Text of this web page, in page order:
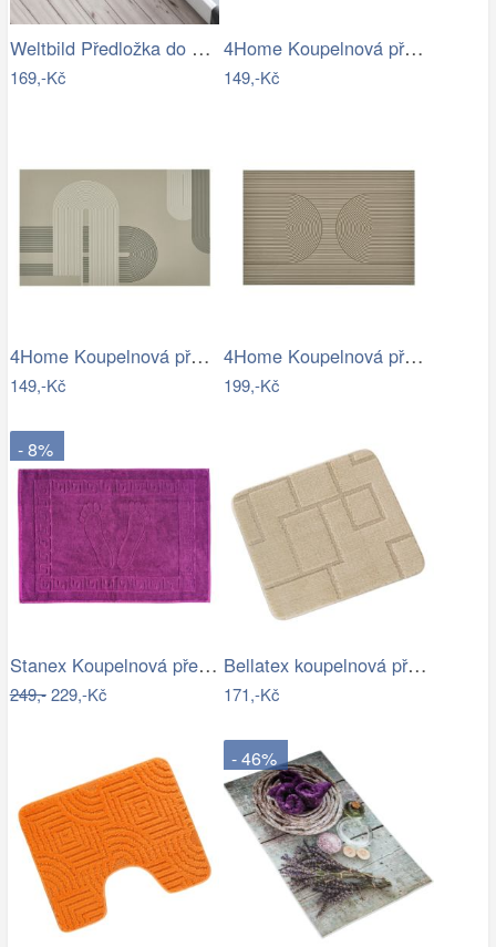
Weltbild Předložka do koupelny Relax,…
169,-Kč
4Home Koupelnová předložka Abstract, 40…
149,-Kč
4Home Koupelnová předložka Abstract, 50…
149,-Kč
4Home Koupelnová předložka Infinity, 40…
199,-Kč
- 8%
Stanex Koupelnová předložka Mexico…
249,-229,-Kč
Bellatex koupelnová předložka BANY…
171,-Kč
- 46%